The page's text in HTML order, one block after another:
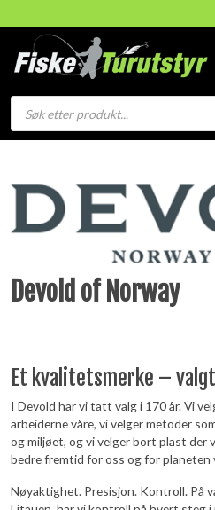
Products
search
Devold of Norway
Et kvalitetsmerke –
I Devold har vi tatt valg i 170 år. Vi
arbeiderne våre, vi velger metoder
og miljøet, og vi velger bort plast der
bedre fremtid for oss og for planeten
Nøyaktighet. Presisjon. Kontroll. På